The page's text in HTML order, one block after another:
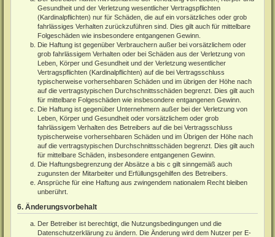
Gesundheit und der Verletzung wesentlicher Vertragspflichten
(Kardinalpflichten) nur für Schäden, die auf ein vorsätzliches oder grob
fahrlässiges Verhalten zurückzuführen sind. Dies gilt auch für mittelbare
Folgeschäden wie insbesondere entgangenen Gewinn.
Die Haftung ist gegenüber Verbrauchern außer bei vorsätzlichem oder
grob fahrlässigem Verhalten oder bei Schäden aus der Verletzung von
Leben, Körper und Gesundheit und der Verletzung wesentlicher
Vertragspflichten (Kardinalpflichten) auf die bei Vertragsschluss
typischerweise vorhersehbaren Schäden und im übrigen der Höhe nach
auf die vertragstypischen Durchschnittsschäden begrenzt. Dies gilt auch
für mittelbare Folgeschäden wie insbesondere entgangenen Gewinn.
Die Haftung ist gegenüber Unternehmern außer bei der Verletzung von
Leben, Körper und Gesundheit oder vorsätzlichem oder grob
fahrlässigem Verhalten des Betreibers auf die bei Vertragsschluss
typischerweise vorhersehbaren Schäden und im Übrigen der Höhe nach
auf die vertragstypischen Durchschnittsschäden begrenzt. Dies gilt auch
für mittelbare Schäden, insbesondere entgangenen Gewinn.
Die Haftungsbegrenzung der Absätze a bis c gilt sinngemäß auch
zugunsten der Mitarbeiter und Erfüllungsgehilfen des Betreibers.
Ansprüche für eine Haftung aus zwingendem nationalem Recht bleiben
unberührt.
6. Änderungsvorbehalt
Der Betreiber ist berechtigt, die Nutzungsbedingungen und die
Datenschutzerklärung zu ändern. Die Änderung wird dem Nutzer per E-